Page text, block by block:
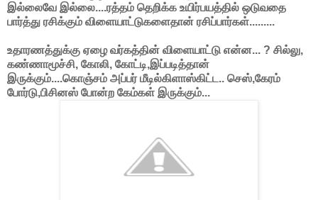
இல்லைவே இல்லை....ரத்தம் தெறிக்க உயிர்பயத்தில் ஒடுவதை
பார்த்து ரசிக்கும் விளையாட்டுகளைதான் ரசிப்பார்கள்.........
உதாரணத்துக்கு ஏழை வர்கத்தின் விளையாட்டு என்ன... ? சில்லு,
கண்ணாமூச்சி, கோலி, கோட்டி,இப்படித்தான்
இருக்கும்....கொஞ்சம் அப்பர் மீடில்கிளாஸ்கிட்ட.. செஸ்,கேரம்
போர்டு,பிசினஸ் போன்ற கேம்கள் இருக்கும்...